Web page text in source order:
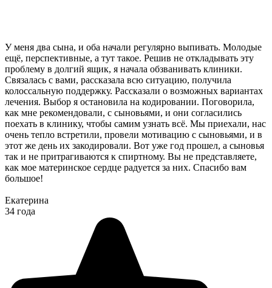
У меня два сына, и оба начали регулярно выпивать. Молодые
ещё, перспективные, а тут такое. Решив не откладывать эту
проблему в долгий ящик, я начала обзванивать клиники.
Связалась с вами, рассказала всю ситуацию, получила
колоссальную поддержку. Рассказали о возможных вариантах
лечения. Выбор я остановила на кодировании. Поговорила,
как мне рекомендовали, с сыновьями, и они согласились
поехать в клинику, чтобы самим узнать всё. Мы приехали, нас
очень тепло встретили, провели мотивацию с сыновьями, и в
этот же день их закодировали. Вот уже год прошел, а сыновья
так и не притрагиваются к спиртному. Вы не представляете,
как мое материнское сердце радуется за них. Спасибо вам
большое!
Екатерина
34 года